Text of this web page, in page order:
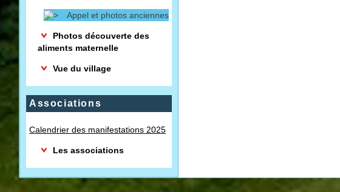
Appel et photos anciennes
Photos découverte des
aliments maternelle
Vue du village
Associations
Calendrier des manifestations 2025
Les associations